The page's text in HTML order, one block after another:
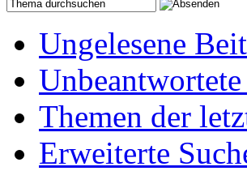
Ungelesene
Themen der
Erweiterte